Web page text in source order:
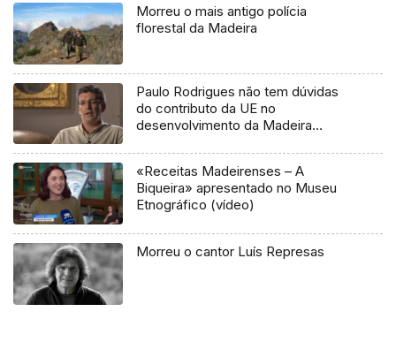
Morreu o mais antigo polícia
florestal da Madeira
Paulo Rodrigues não tem dúvidas
do contributo da UE no
desenvolvimento da Madeira
«Receitas Madeirenses – A
Biqueira» apresentado no Museu
Etnográfico (vídeo)
Morreu o cantor Luís Represas